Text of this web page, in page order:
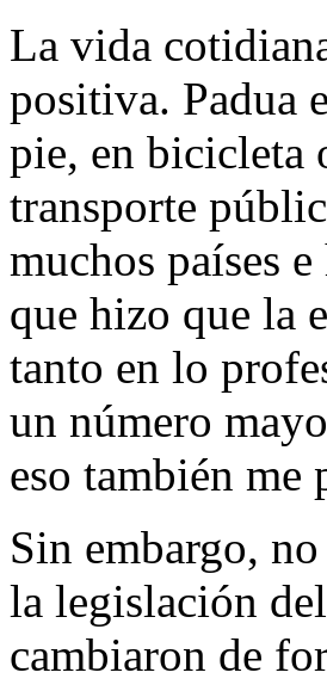
La vida
positiva. Padua
pie, en bicicleta
transporte
muchos países
que hizo que la
tanto en lo
un número
eso también
Sin embargo,
la legislación
cambiaron de